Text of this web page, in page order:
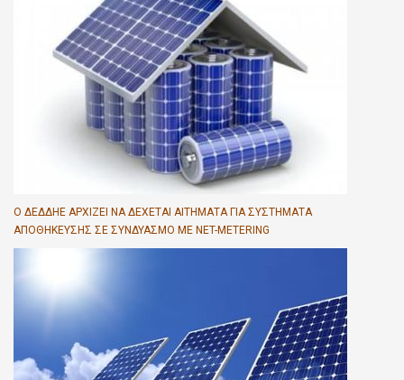
Ο ΔΕΔΔΗΕ ΑΡΧΊΖΕΙ ΝΑ ΔΈΧΕΤΑΙ ΑΙΤΉΜΑΤΑ ΓΙΑ ΣΥΣΤΉΜΑΤΑ
ΑΠΟΘΉΚΕΥΣΗΣ ΣΕ ΣΥΝΔΥΑΣΜΌ ΜΕ NET-METERING